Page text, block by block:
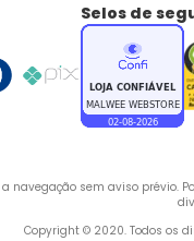
Selos de
navegação sem aviso prévio.
Copyright © 2020. Todos os